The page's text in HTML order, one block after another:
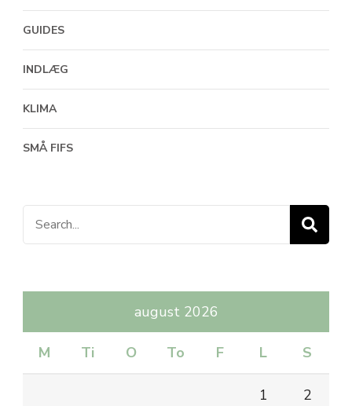
GUIDES
INDLÆG
KLIMA
SMÅ FIFS
Search
for:
august 2026
M Ti O To F L S
1 2